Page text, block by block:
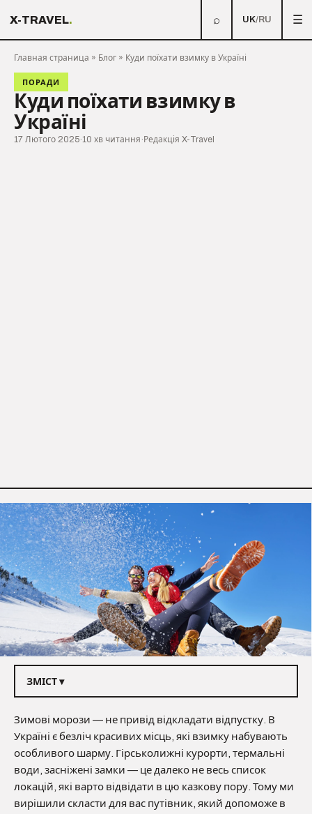
X-TRAVEL. UK/RU
⌕ ☰
Главная страница » Блог » Куди поїхати взимку в Україні
ПОРАДИ
Куди поїхати взимку в
Україні
17 Лютого 2025·10 хв читання · Редакція X-Travel
ЗМІСТ ▾
Зимові морози — не привід відкладати відпустку. В
Україні є безліч красивих місць, які взимку набувають
особливого шарму. Гірськолижні курорти, термальні
води, засніжені замки — це далеко не весь список
локацій, які варто відвідати в цю казкову пору. Тому ми
вирішили скласти для вас путівник, який допоможе в